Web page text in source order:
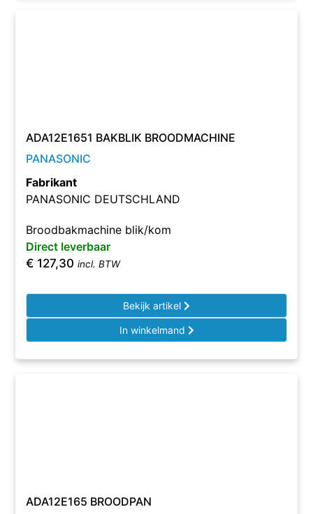
ADA12E1651 BAKBLIK BROODMACHINE
PANASONIC
Fabrikant
PANASONIC DEUTSCHLAND
Broodbakmachine blik/kom
Direct leverbaar
€ 127,30 incl. BTW
Bekijk artikel
In winkelmand
ADA12E165 BROODPAN